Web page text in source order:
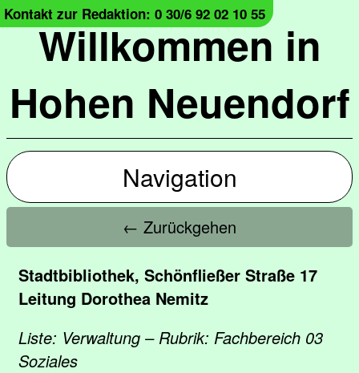
Willkommen in
Hohen Neuendorf
Kontakt zur Redaktion: 0 30/6 92 02 10 55
Navigation
← Zurückgehen
Stadtbibliothek, Schönfließer Straße 17
Leitung Dorothea Nemitz
Liste: Verwaltung – Rubrik: Fachbereich 03
Soziales